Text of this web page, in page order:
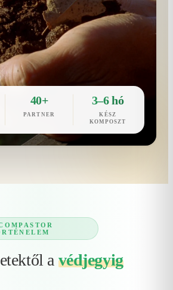
40+
PARTNER
3–6 hó
KÉSZ
KOMPOSZT
a védjegyig